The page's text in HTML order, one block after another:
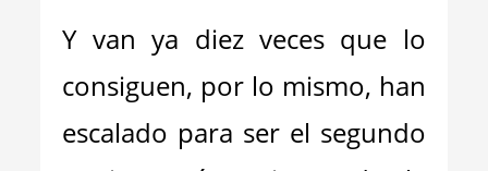
Y van ya diez veces que lo
consiguen, por lo mismo, han
escalado para ser el segundo